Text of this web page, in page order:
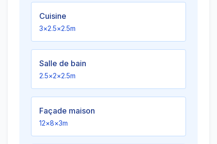
Cuisine
3×2.5×2.5m
Salle de bain
2.5×2×2.5m
Façade maison
12×8×3m